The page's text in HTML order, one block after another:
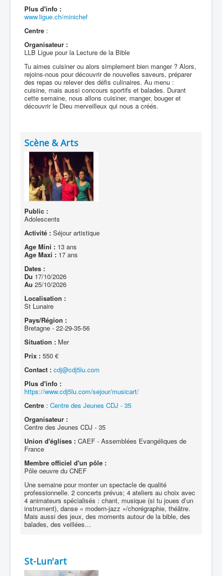
Plus d'info :
www.ligue.ch/minichef
Centre :
Organisateur :
LLB Ligue pour la Lecture de la Bible
Tu aimes cuisiner ou alors simplement bien manger ? Alors,
rejoins-nous pour découvrir de nouvelles saveurs, préparer
des repas ou relever des défis culinaires. Au menu :
cuisine, mais aussi concours sportifs et balades. Durant
cette semaine, nous allons cuisiner, manger, bouger et
découvrir le Dieu merveilleux qui nous a créés.
Scène & Arts
Public :
Adolescents
Activité : Séjour artistique
Age Mini : 13 ans
Age Maxi : 17 ans
Dates :
Du 17/10/2026
Au 25/10/2026
Localisation :
St Lunaire
Pays/Région :
Bretagne - 22-29-35-56
Situation : Mer
Prix : 550 €
Contact : cdj@cdj5lu.com
Plus d'info :
https://www.cdj5lu.com/sejour/musicart/
Centre : Centre des Jeunes CDJ - 35
Organisateur :
Centre des Jeunes CDJ - 35
Union d'églises : CAEF - Assemblées Evangéliques de
France
Membre officiel d'un pôle :
Pôle oeuvre du CNEF
Une semaine pour monter un spectacle de qualité
professionnelle. 2 concerts prévus; 4 ateliers au choix avec
4 animateurs spécialisés : chant, musique (si tu joues d’un
instrument), danse « modern-jazz »/chorégraphie, théâtre.
Mais aussi des jeux, des moments autour de la bible, des
balades, des veillées…
St-Lun'art